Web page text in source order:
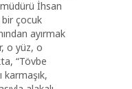
İhsan
bir çocuk
ayırmak
o yüz, o
“Tövbe